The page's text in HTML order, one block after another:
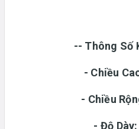
-- Thông Số
- Chiều
- Chiều
- Độ Dày: